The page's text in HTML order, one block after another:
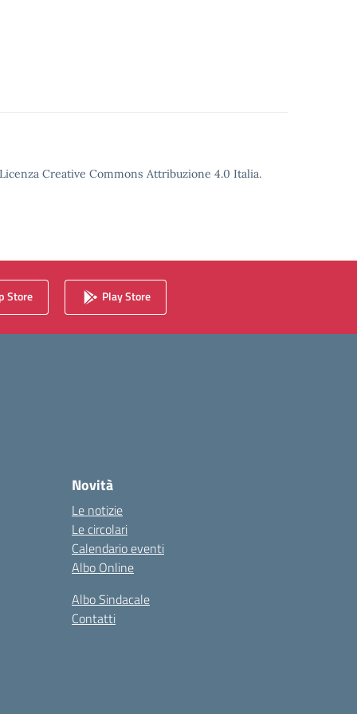
Creative Commons Attribuzione 4.0 Italia.
Store Play Store
Novità
Le notizie
Le circolari
Calendario eventi
Albo Online
Albo Sindacale
Contatti